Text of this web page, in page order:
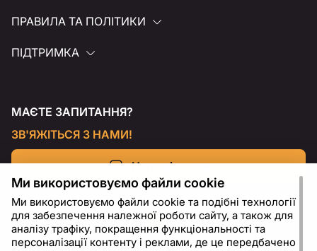
ПРАВИЛА ТА ПОЛІТИКИ
ПІДТРИМКА
МАЄТЕ ЗАПИТАННЯ?
ЗВ'ЯЖІТЬСЯ З НАМИ!
Напишіть нам
Ми використовуємо файли cookie
Ми використовуємо файли cookie та подібні технології
для забезпечення належної роботи сайту, а також для
аналізу трафіку, покращення функціональності та
персоналізації контенту і реклами, де це передбачено